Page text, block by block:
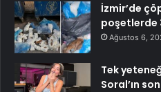
İzmir’de
poşetlerde
Ağustos 6,
Tek
Soral’ın